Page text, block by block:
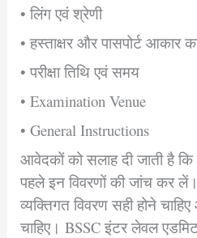
• लिंग एवं श्रेणी
• हस्ताक्षर और पासपोर्ट आकार
• परीक्षा तिथि एवं समय
• Examination Venue
• General Instructions
आवेदकों को सलाह दी जाती है कि
पहले इन विवरणों की जांच कर लें।
व्यक्तिगत विवरण सही होने
चाहिए। BSSC इंटर लेवल एडमिट